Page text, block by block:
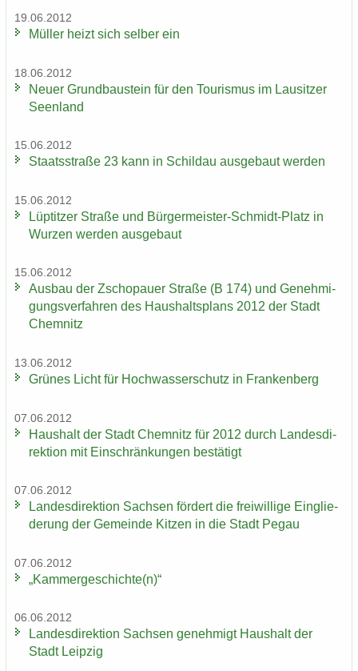
19.06.2012
Mül­ler heizt sich sel­ber ein
18.06.2012
Neuer Grund­bau­stein für den Tou­ris­mus im Lau­sit­zer
Se­en­land
15.06.2012
Staats­stra­ße 23 kann in Schildau aus­ge­baut wer­den
15.06.2012
Lüp­tit­zer Stra­ße und Bürgermeister-​Schmidt-Platz in
Wur­zen wer­den aus­ge­baut
15.06.2012
Aus­bau der Zscho­pau­er Stra­ße (B 174) und Ge­neh­mi­
gungs­ver­fah­ren des Haus­halts­plans 2012 der Stadt
Chem­nitz
13.06.2012
Grü­nes Licht für Hoch­was­ser­schutz in Fran­ken­berg
07.06.2012
Haus­halt der Stadt Chem­nitz für 2012 durch Lan­des­di­
rek­ti­on mit Ein­schrän­kun­gen be­stä­tigt
07.06.2012
Lan­des­di­rek­ti­on Sach­sen för­dert die frei­wil­li­ge Ein­glie­
de­rung der Ge­mein­de Kit­zen in die Stadt Pegau
07.06.2012
„Kam­mer­ge­schich­te(n)“
06.06.2012
Lan­des­di­rek­ti­on Sach­sen ge­neh­migt Haus­halt der
Stadt Leip­zig